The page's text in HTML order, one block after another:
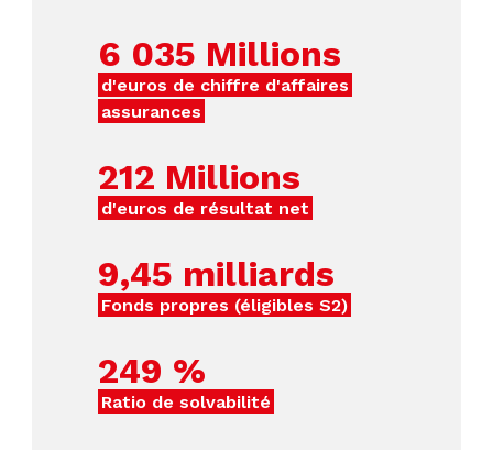
6 035 Millions
d'euros de chiffre d'affaires
assurances
212 Millions
d'euros de résultat net
9,45 milliards
Fonds propres (éligibles S2)
249 %
Ratio de solvabilité